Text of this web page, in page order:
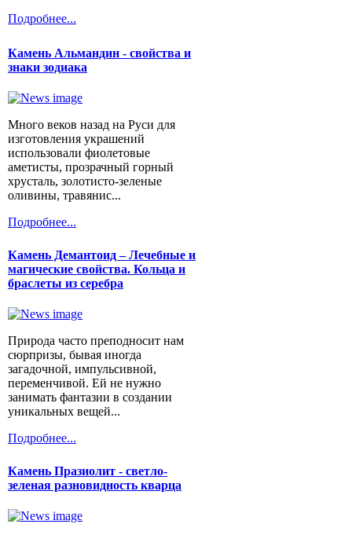
Подробнее...
Камень Альмандин - свойства и
знаки зодиака
Много веков назад на Руси для
изготовления украшений
использовали фиолетовые
аметисты, прозрачный горный
хрусталь, золотисто-зеленые
оливины, травянис...
Подробнее...
Камень Демантоид – Лечебные и
магические свойства. Кольца и
браслеты из серебра
Природа часто преподносит нам
сюрпризы, бывая иногда
загадочной, импульсивной,
переменчивой. Ей не нужно
занимать фантазии в создании
уникальных вещей...
Подробнее...
Камень Празиолит - светло-
зеленая разновидность кварца